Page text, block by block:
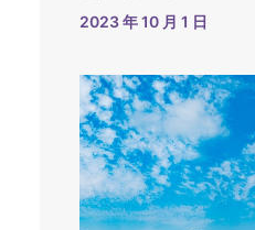
2023 年 10 月 1 日